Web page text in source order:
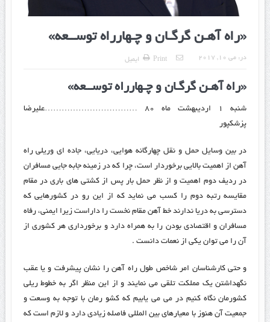
«راه آهـن گرگـان و چـهارراه توســعه»
در: می 10, 2017 Print ایمیل
«راه آهـن گرگـان و چـهارراه توســعه»
شنبه ۱ اردیبهشت ماه ۸۰ ……………………………علیرضا
پزشکپور
در بین وسایل حمل و نقل چهارگانه هوایی، دریایی، جاده ای وریلی راه
آهن از اهمیت بالایی برخوردار است، چرا که در زمینه جابه جایی مسافران
در ردیف دوم اهمیت و از نظر حمل بار پس از کشتی های باری در مقام
مقایسه رتبه دوم را کسب می نماید که از این رو در کشورهایی که
دسترسی به دریا ندارند خط آهن مقام نخست را داراست زیرا ایمنی، رفاه
مسافران و اقتصادی بودن را به همراه دارد و برخورداری هر کشوری از
آن را می توان یکی از نعمات دانست .
و حتی کارشناسان امر شاخص طول راه آهن را نشان پیشرفت و یا عقب
نگهداشتن یک مملکت تلقی می نمایند و از این منظر اگر به خطوط ریلی
کشورمان نگاه کنیم در می می یابیم که کشو رمان با توجه به وسعت و
جمعیت آن هنوز با معیارهای بین المللی فاصله زیادی دارد و لازم است که